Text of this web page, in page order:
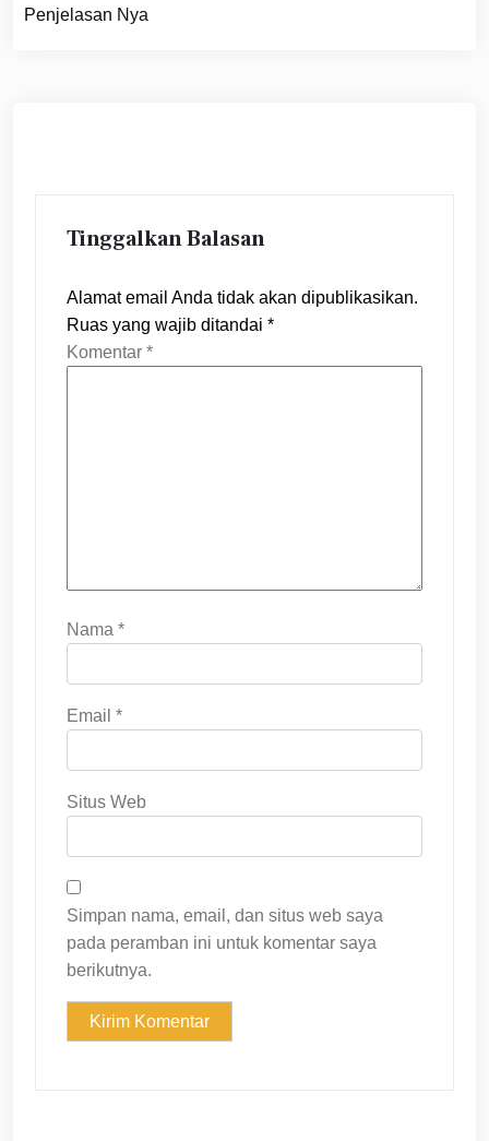
Penjelasan Nya
Tinggalkan Balasan
Alamat email Anda tidak akan dipublikasikan.
Ruas yang wajib ditandai *
Komentar *
Nama *
Email *
Situs Web
Simpan nama, email, dan situs web saya
pada peramban ini untuk komentar saya
berikutnya.